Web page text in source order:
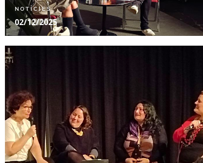
NOTÍCIES
02/12/2025